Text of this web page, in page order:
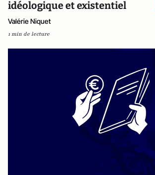
idéologique et existentiel
Valérie Niquet
1 min de lecture